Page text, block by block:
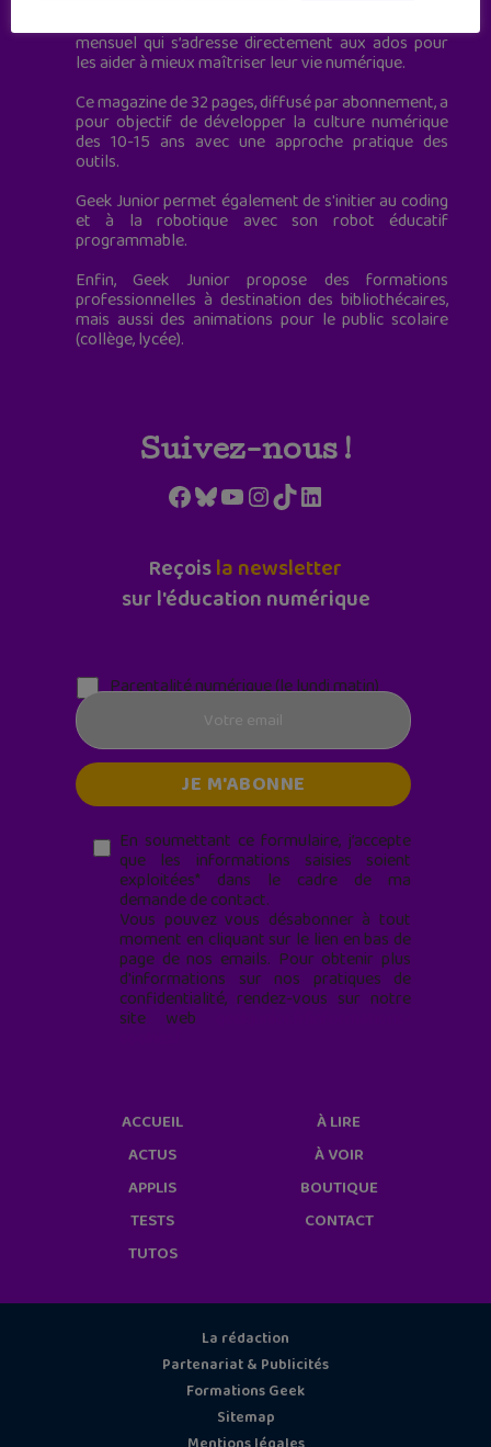
mensuel qui s’adresse directement aux ados pour
les aider à mieux maîtriser leur vie numérique.
Ce magazine de 32 pages, diffusé par abonnement, a
pour objectif de développer la culture numérique
des 10-15 ans avec une approche pratique des
outils.
Geek Junior permet également de s'initier au coding
et à la robotique avec son robot éducatif
programmable.
Enfin, Geek Junior propose des formations
professionnelles à destination des bibliothécaires,
mais aussi des animations pour le public scolaire
(collège, lycée).
Suivez-nous !
Facebook
Bluesky
YouTube
Instagram
TikTokLinkedIn
Reçoisla newsletter
sur l'éducation numérique
Parentalité numérique (le lundi matin)
En soumettant ce formulaire, j’accepte
que les informations saisies soient
exploitées* dans le cadre de ma
demande de contact.
Vous pouvez vous désabonner à tout
moment en cliquant sur le lien en bas de
page de nos emails. Pour obtenir plus
d'informations sur nos pratiques de
confidentialité, rendez-vous sur notre
site web
ACCUEIL
ACTUS
APPLIS
TESTS
TUTOS
À LIRE
À VOIR
BOUTIQUE
CONTACT
La rédaction
Partenariat & Publicités
Formations Geek
Sitemap